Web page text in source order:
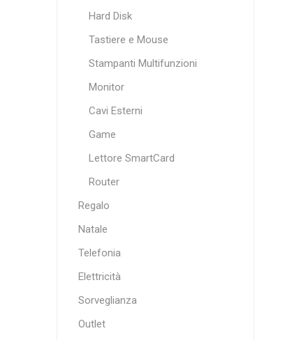
Hard Disk
Tastiere e Mouse
Stampanti Multifunzioni
Monitor
Cavi Esterni
Game
Lettore SmartCard
Router
Regalo
Natale
Telefonia
Elettricità
Sorveglianza
Outlet